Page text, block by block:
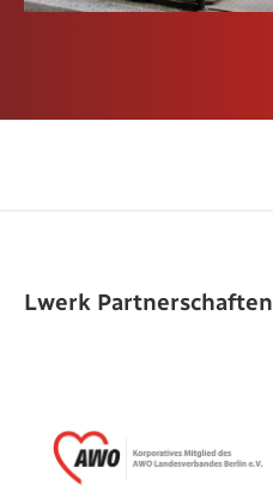
Lwerk Partnerschaften